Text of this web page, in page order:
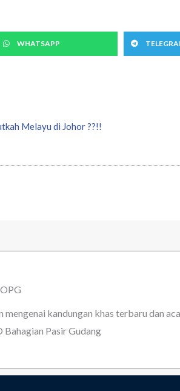
WHATSAPP
Melayu di Johor ??!!
kandungan khas terbaru dan
Pasir Gudang